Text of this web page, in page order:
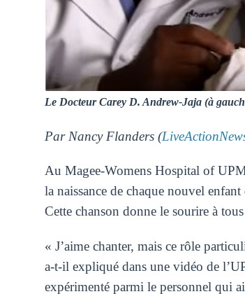
Le Docteur Carey D. Andrew-Jaja (à
Par Nancy Flanders (
Au Magee-Womens Hospital of
la naissance de chaque nouvel
Cette chanson donne le sourire à
« J’aime chanter, mais ce rôle
a-t-il expliqué dans une vidéo de
expérimenté parmi le personnel qui